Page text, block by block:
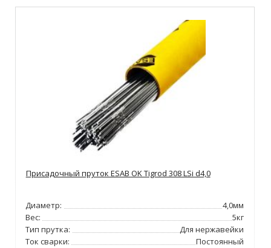
Присадочный пруток ESAB OK Tigrod 308 LSi d4,0
Диаметр:
4,0мм
Вес:
5кг
Тип прутка:
Для нержавейки
Ток сварки:
Постоянный